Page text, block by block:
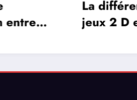
les
L’Oreille
Alain